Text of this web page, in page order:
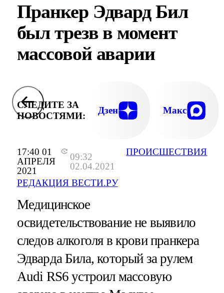
17:40 01
АПРЕЛЯ
2021
09:32
02.04.2021
РЕДАКЦИЯ ВЕСТИ.РУ
ПРОИСШЕСТВИЯ
Пранкер Эдвард Бил
был трезв в момент
массовой аварии
СЛЕДИТЕ ЗА
НОВОСТЯМИ:
Дзен Макс
Медицинское
освидетельствование не выявило
следов алкоголя в крови пранкера
Эдварда Била, который за рулем
Audi RS6 устроил массовую